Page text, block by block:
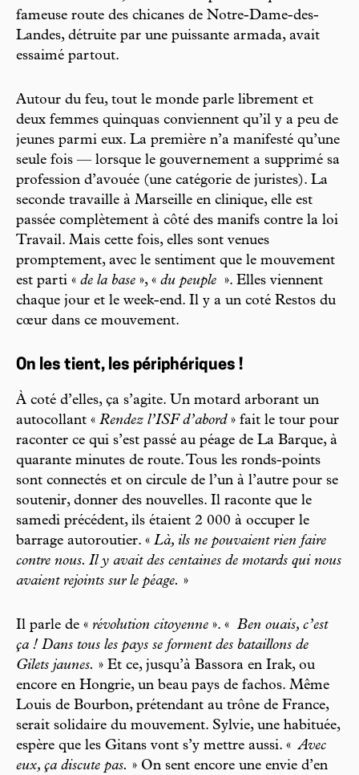
fameuse route des chicanes de Notre-Dame-des-
Landes, détruite par une puissante armada, avait
essaimé partout.
Autour du feu, tout le monde parle librement et
deux femmes quinquas conviennent qu’il y a peu de
jeunes parmi eux. La première n’a manifesté qu’une
seule fois — lorsque le gouvernement a supprimé sa
profession d’avouée (une catégorie de juristes). La
seconde travaille à Marseille en clinique, elle est
passée complètement à côté des manifs contre la loi
Travail. Mais cette fois, elles sont venues
promptement, avec le sentiment que le mouvement
est parti « de la base », « du peuple ». Elles viennent
chaque jour et le week-end. Il y a un coté Restos du
cœur dans ce mouvement.
On les tient, les périphériques !
À coté d’elles, ça s’agite. Un motard arborant un
autocollant « Rendez l’ISF d’abord » fait le tour pour
raconter ce qui s’est passé au péage de La Barque, à
quarante minutes de route. Tous les ronds-points
sont connectés et on circule de l’un à l’autre pour se
soutenir, donner des nouvelles. Il raconte que le
samedi précédent, ils étaient 2 000 à occuper le
barrage autoroutier. « Là, ils ne pouvaient rien faire
contre nous. Il y avait des centaines de motards qui nous
avaient rejoints sur le péage. »
Il parle de « révolution citoyenne ». « Ben ouais, c’est
ça ! Dans tous les pays se forment des bataillons de
Gilets jaunes. » Et ce, jusqu’à Bassora en Irak, ou
encore en Hongrie, un beau pays de fachos. Même
Louis de Bourbon, prétendant au trône de France,
serait solidaire du mouvement. Sylvie, une habituée,
espère que les Gitans vont s’y mettre aussi. « Avec
eux, ça discute pas. » On sent encore une envie d’en